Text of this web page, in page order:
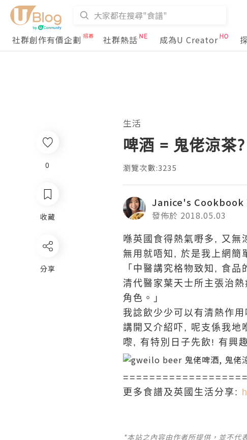
社群創作有價企劃
社群熱話 成為U Creator
生活
啤酒 = 鬼佬涼茶?
瀏覽次數:3235
Janice's Cookbook
發佈於 2018.05.03
喺英國食得熱氣嘢多, 又無
無用就唔知, 於是我上網簡
「中醫講究格物致知, 食
清代醫家葉天士所主張治
角色。」
我諗飲少少可以有清熱作用
講開又介紹吓, 呢支係我地
嚟, 有特別日子先飲! 有興
更多食譜及英國生活分享:
*本站之內容由作者所提供，並不代
0
收藏
分享